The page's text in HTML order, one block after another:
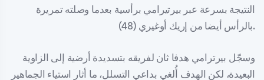
النتيجة بسرعة عبر بيرتيرامي برأسية بعدما وصلته تمريرة
بالرأس أيضا من إريك أوغيري (48).
وسجّل بيرترامي هدفا ثان لفريقه بتسديدة أرضية إلى الزاوية
البعيدة، لكن الهدف أُلغي بداعي التسلل، ما أثار استياء الجماهير